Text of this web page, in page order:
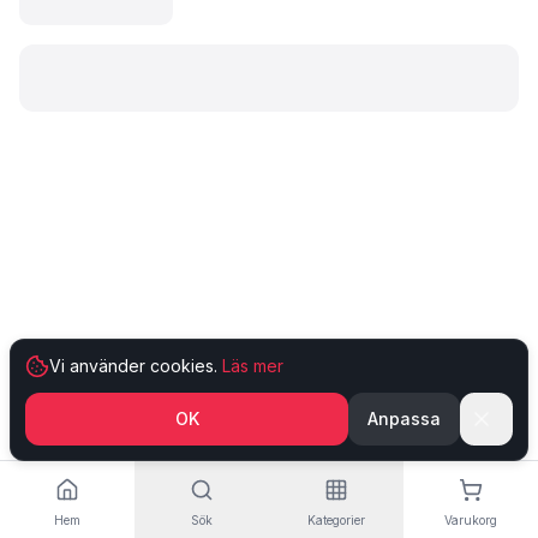
Hem Sök Kategorier Varukorg
Vi använder cookies. Läs mer
OK Anpassa